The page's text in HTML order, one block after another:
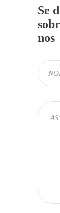
Se
nos